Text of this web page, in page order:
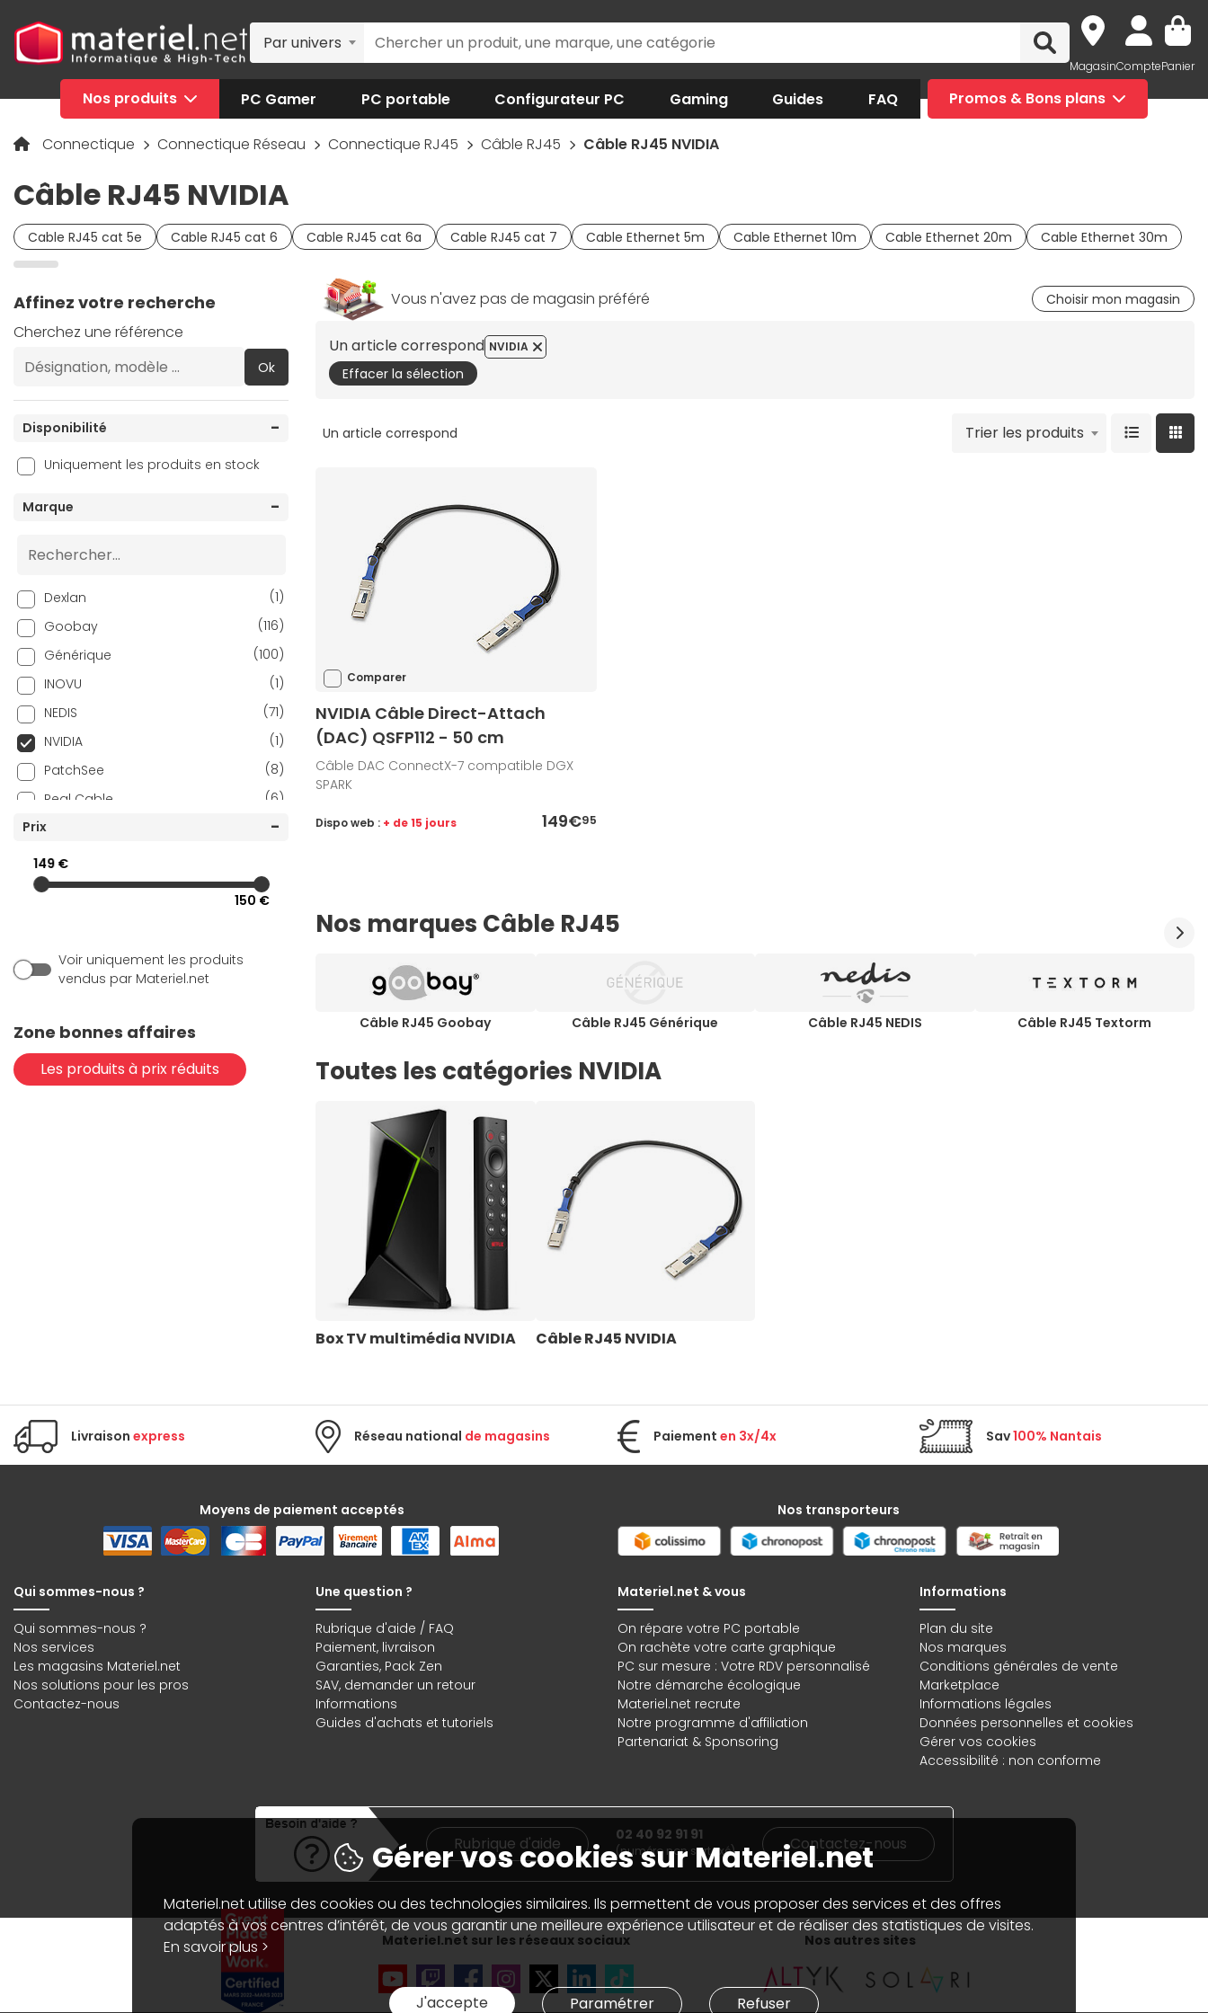
Par univers
MagasinComptePanier
Nos produits PC Gamer PC portable Configurateur PC Gaming Guides FAQ Promos & Bons plans
Connectique Connectique Réseau Connectique RJ45 Câble RJ45 Câble RJ45 NVIDIA
Câble RJ45 NVIDIA
Cable RJ45 cat 5e Cable RJ45 cat 6 Cable RJ45 cat 6a Cable RJ45 cat 7 Cable Ethernet 5m Cable Ethernet 10m Cable Ethernet 20m Cable Ethernet 30m
Affinez votre recherche
Cherchez une référence
Ok
Disponibilité
Uniquement les produits en stock
Marque
Dexlan
(1)
Goobay
(116)
Générique
(100)
INOVU
(1)
NEDIS
(71)
NVIDIA
(1)
PatchSee
(8)
Real Cable
(6)
StarTech.com
(6)
Textorm
Prix
149 €
150 €
Voir uniquement les produits
vendus par Materiel.net
Zone bonnes affaires
Les produits à prix réduits
Vous n'avez pas de magasin préféré Choisir mon magasin
Un article correspond
Effacer la sélection
NVIDIA
Un article correspond Trier les produits
Comparer
NVIDIA Câble Direct-Attach
(DAC) QSFP112 - 50 cm
Câble DAC ConnectX-7 compatible DGX
SPARK
149€95
Dispo web : + de 15 jours
Nos marques Câble RJ45
Câble RJ45 Goobay Câble RJ45 Générique Câble RJ45 NEDIS Câble RJ45 Textorm
Toutes les catégories NVIDIA
Box TV multimédia NVIDIA Câble RJ45 NVIDIA
Livraison express Réseau national de magasins Paiement en 3x/4x Sav100% Nantais
Moyens de paiement acceptés Nos transporteurs
Qui sommes-nous ?
Qui sommes-nous ?
Nos services
Les magasins Materiel.net
Nos solutions pour les pros
Contactez-nous
Une question ?
Rubrique d'aide / FAQ
Paiement, livraison
Garanties, Pack Zen
SAV, demander un retour
Informations
Guides d'achats et tutoriels
Materiel.net & vous
On répare votre PC portable
On rachète votre carte graphique
PC sur mesure : Votre RDV personnalisé
Notre démarche écologique
Materiel.net recrute
Notre programme d'affiliation
Partenariat & Sponsoring
Informations
Plan du site
Nos marques
Conditions générales de vente
Marketplace
Informations légales
Données personnelles et cookies
Gérer vos cookies
Accessibilité : non conforme
Rubrique d'aide 02 40 92 91 91
(numéro non surtaxé) Contactez-nous
Materiel.net sur les réseaux sociaux Nos autres sites
Gérer vos cookies sur Materiel.net
Materiel.net utilise des cookies ou des technologies similaires. Ils permettent de vous proposer des services et des offres
adaptés à vos centres d’intérêt, de vous garantir une meilleure expérience utilisateur et de réaliser des statistiques de visites.
En savoir plus >
J'accepte Paramétrer Refuser